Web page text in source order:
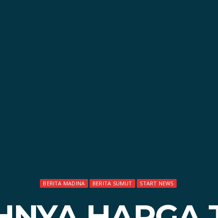
BERITA MADINA BERITA SUMUT START NEWS